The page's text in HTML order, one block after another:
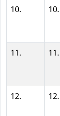
10. 10.
11. 11.
12. 12.